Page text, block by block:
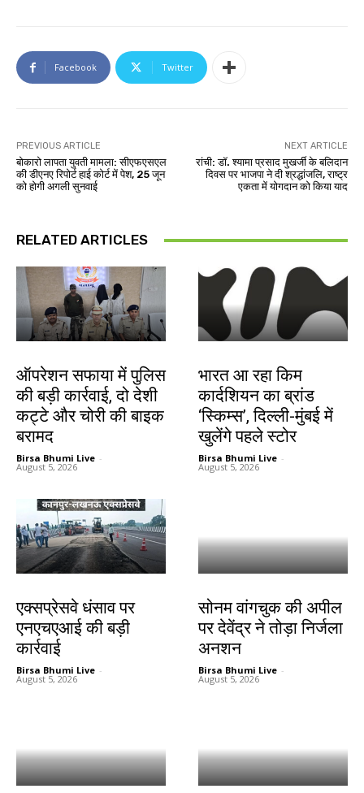
Facebook Twitter
PREVIOUS ARTICLE
बोकारो लापता युवती मामला: सीएफएसएल
की डीएनए रिपोर्ट हाई कोर्ट में पेश, 25 जून
को होगी अगली सुनवाई
NEXT ARTICLE
रांची: डॉ. श्यामा प्रसाद मुखर्जी के बलिदान
दिवस पर भाजपा ने दी श्रद्धांजलि, राष्ट्र
एकता में योगदान को किया याद
RELATED ARTICLES
ऑपरेशन सफाया में पुलिस
की बड़ी कार्रवाई, दो देशी
कट्टे और चोरी की बाइक
बरामद
Birsa Bhumi Live -
August 5, 2026
भारत आ रहा किम
कार्दशियन का ब्रांड
‘स्किम्स’, दिल्ली-मुंबई में
खुलेंगे पहले स्टोर
Birsa Bhumi Live -
August 5, 2026
एक्सप्रेसवे धंसाव पर
एनएचएआई की बड़ी
कार्रवाई
Birsa Bhumi Live -
August 5, 2026
सोनम वांगचुक की अपील
पर देवेंद्र ने तोड़ा निर्जला
अनशन
Birsa Bhumi Live -
August 5, 2026